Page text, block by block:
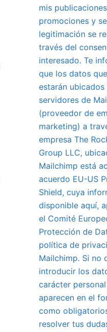
mis
promociones y
legitimación se
través del
interesado. Te
que los datos
estarán ubicados
servidores de
(proveedor de
marketing) a
empresa The
Group LLC,
Mailchimp está
acuerdo EU-US
Shield, cuya
disponible aquí,
el Comité
Protección de
política de
Mailchimp. Si no
introducir los
carácter
aparecen en el
como
resolver tus